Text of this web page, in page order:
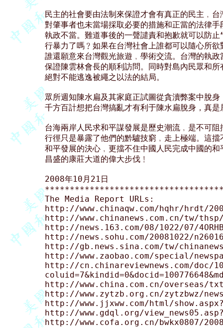
民主的社會要由法制來保證才會有真正的民主﹐
對肇事者也未當場採取必要的措施和正當的法律
執政不當。難道事後的一聲譴責和抱歉就可以防
行暴力了嗎﹖如果在台灣社會上誰都可以隨心所
誰還願意來台灣觀光旅遊﹐學術交流。台灣的執
保證陳雲林會長的順利訪問。同時對島內民眾和
絕對不能逃逸被繩之以法的結局。
眾所週知陳水扁及其家庭正試圖從貪瀆弊案中脫
千方百計想把台灣搞亂才有利于陳水扁脫身，真是
台海兩岸人民求和平謀發展是歷史潮流﹐是不可
行徑只是暴露了他們的黔驢技窮﹐走上極端。這
和平發展的決心﹐更擋不住中國人民完成中國的
昌盛的康莊大道的偉大步伐﹗
2008年10月21日
The Media Report URLs:
http://www.chinaqw.com/hqhr/hrdt/
http://www.chinanews.com.cn/tw/
http://news.163.com/08/1022/07/
http://news.sohu.com/20081022/
http://gb.news.sina.com/tw/
http://www.zaobao.com/special/
http://cn.chinareviewnews.com/doc/
http://www.china.com.cn/overseas/
http://www.zytzb.org.cn/zytzbwz/
http://www.jjxww.com/html/
http://www.gdql.org/
http://www.cofa.org.cn/bwkx0807/